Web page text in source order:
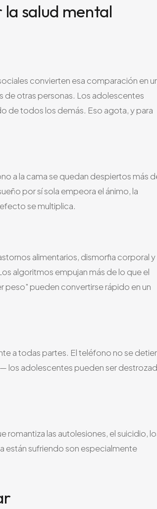
la salud mental
convierten esa comparación en
otras personas. Los adolescentes
de todos los demás. Eso agota, y para
a la cama se quedan despiertos más
por sí sola empeora el ánimo, la
se multiplica.
alimentarios, dismorfia corporal y
algoritmos empujan más de lo que el
pueden convertirse rápido en un
a todas partes. El teléfono no se
los adolescentes pueden ser
las autolesiones, el suicidio,
están sufriendo son especialmente